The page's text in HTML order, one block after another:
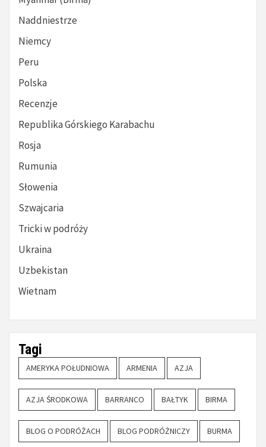
Naddniestrze
Niemcy
Peru
Polska
Recenzje
Republika Górskiego Karabachu
Rosja
Rumunia
Słowenia
Szwajcaria
Tricki w podróży
Ukraina
Uzbekistan
Wietnam
Tagi
AMERYKA POŁUDNIOWA ARMENIA AZJA
AZJA ŚRODKOWA BARRANCO BAŁTYK BIRMA
BLOG O PODRÓŻACH BLOG PODRÓŻNICZY BURMA